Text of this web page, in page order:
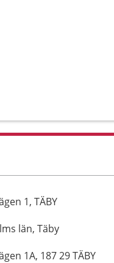
1, TÄBY
län, Täby
1A, 187 29 TÄBY